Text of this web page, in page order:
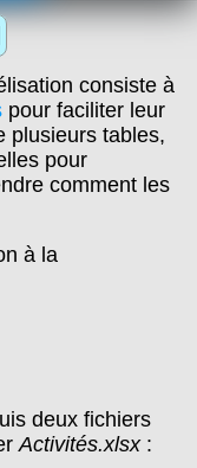
consiste à
pour faciliter leur
plusieurs tables,
pour
comment les
à la
deux fichiers
Activités.xlsx: